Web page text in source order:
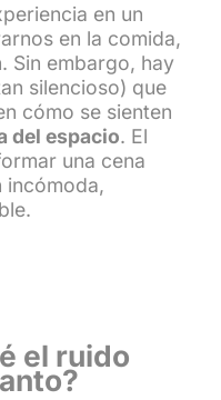
en un
en la comida,
Sin embargo, hay
silencioso) que
cómo se sienten
del espacio. El
una cena
incómoda,
el ruido